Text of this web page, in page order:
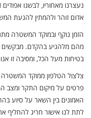
נעצרנו מאחוריו, לבשנו
אדום זוהר ולהמתין להגעת
הזמן נוקף ובמוקד המשטרה
מהם מלהגיע בהקדם. מבקשים
בטיחות מעל הכל, ומסיבה זו
צלצול הטלפון ממוקד
פרטים על מיקום התקר ומצב
האמונים בין השאר על סיוע
לתת לנו אישור חריג להחליף